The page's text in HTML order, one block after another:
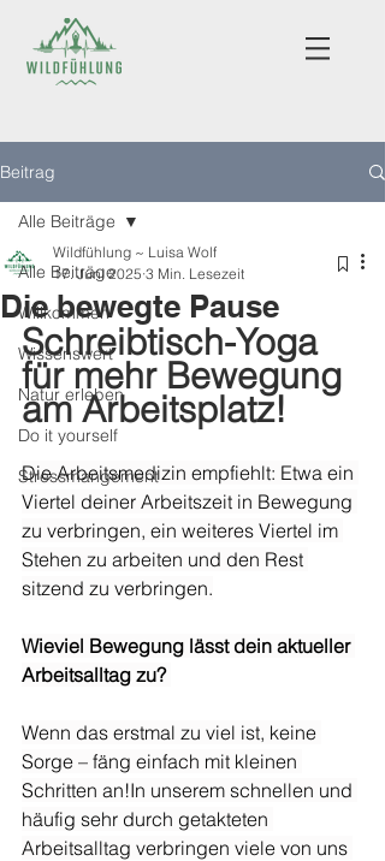
Beitrag
Alle Beiträge
Willkommen
Wissenswert
Natur erleben
Do it yourself
Stressmangement
Alle Beiträge
Die bewegte Pause
Wildfühlung ~ Luisa Wolf
17. Juni 2025 3 Min. Lesezeit
Schreibtisch-Yoga
für mehr Bewegung
am Arbeitsplatz!
Die Arbeitsmedizin empfiehlt: Etwa ein
Viertel deiner Arbeitszeit in Bewegung
zu verbringen, ein weiteres Viertel im
Stehen zu arbeiten und den Rest
sitzend zu verbringen.
Wieviel Bewegung lässt dein aktueller
Arbeitsalltag zu?
Wenn das erstmal zu viel ist, keine
Sorge – fäng einfach mit kleinen
Schritten an!In unserem schnellen und
häufig sehr durch getakteten
Arbeitsalltag verbringen viele von uns